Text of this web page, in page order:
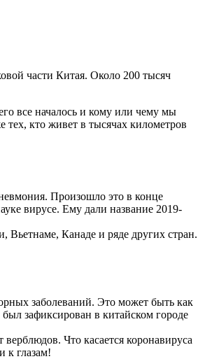
части Китая. Около 200 тысяч
все началось и кому или чему мы
тех, кто живет в тысячах километров
Произошло это в конце
вирусе. Ему дали название 2019-
Канаде и ряде других стран.
заболеваний. Это может быть как
зафиксирован в китайском городе
Что касается коронавируса
к глазам!